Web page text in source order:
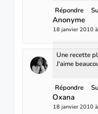
Répondre
Anonyme
18 janvier 2010
Une recette
J'aime
Répondre
Oxana
18 janvier 2010